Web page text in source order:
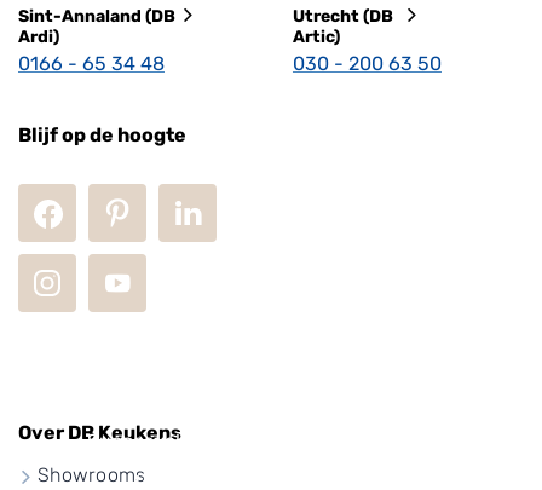
Succesvol samenwerken met zorgvuldig
geselecteerde bouwbedrijven
Sint-Annaland (DB
Ardi)
0166 - 65 34 48
Utrecht (DB
Artic)
030 - 200 63 50
Blijf op de hoogte
Over DB Keukens
Showrooms